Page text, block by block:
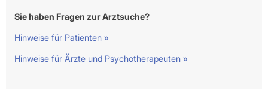
Sie haben Fragen zur Arztsuche?
Hinweise für Patienten »
Hinweise für Ärzte und Psychotherapeuten »